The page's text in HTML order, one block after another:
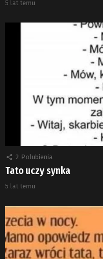
5 lat temu
2 Polubienia
Tato uczy synka
5 lat temu